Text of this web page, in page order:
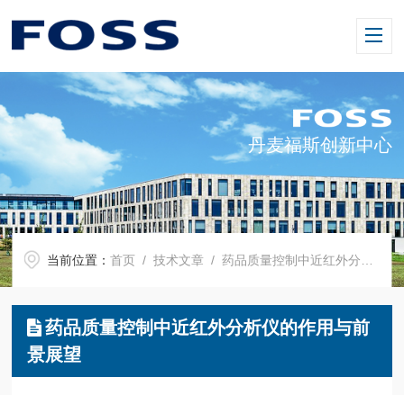
丹麦福斯创新中心
当前位置：首页 /技术文章 / 药品质量控制中近红外分析仪的作用与前景展望
药品质量控制中近红外分析仪的作用与前
景展望